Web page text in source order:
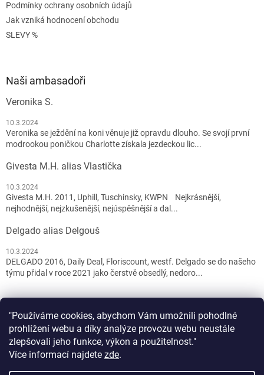
"Používáme cookies, abychom Vám umožnili pohodlné
prohlížení webu a díky analýze provozu webu neustále
zlepšovali jeho funkce, výkon a použitelnost."
Více informací najdete zde.
Podmínky ochrany osobních údajů
Jak vzniká hodnocení obchodu
SLEVY %
Naši ambasadoři
Veronika S.
10.3.2024
Veronika se ježdění na koni věnuje již opravdu dlouho. Se svojí první
modrookou poničkou Charlotte získala jezdeckou lic...
Givesta M.H. alias Vlastička
10.3.2024
Givesta M.H. 2011, Uphill, Tuschinsky, KWPN Nejkrásnější,
nejhodnější, nejzkušenější, nejúspěšnější a dal...
Delgado alias Delgouš
10.3.2024
DELGADO 2016, Daily Deal, Floriscount, westf. Delgado se do našeho
týmu přidal v roce 2021 jako čerstvě obsedlý, nedoro...